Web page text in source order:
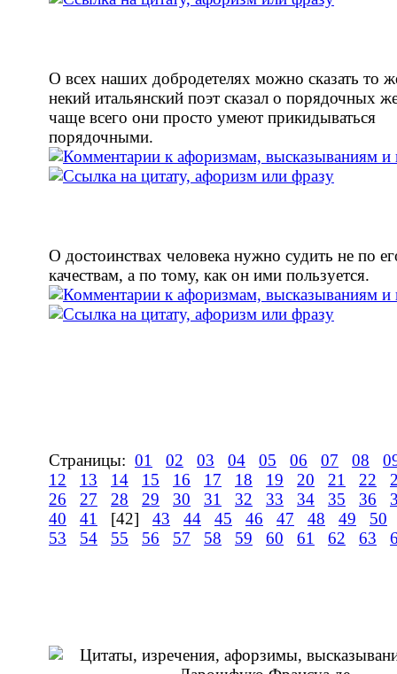
О всех наших добродетелях можно сказать то
некий итальянский поэт сказал о порядочных
чаще всего они просто умеют прикидываться
порядочными.
О достоинствах человека нужно судить не по
качествам, а по тому, как он ими пользуется.
Страницы: 01 02 03 04 05 06 07 08
12
13 14 15 16 17 18 19 20 21 22
26
27 28 29 30 31 32 33 34 35 36
40
41 [42] 43 44 45 46 47 48 49
50
53
54 55 56 57 58 59 60 61 62 63